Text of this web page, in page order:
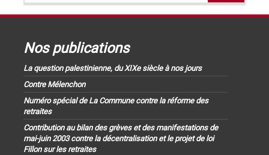
Nos publications
La question palestinienne, du XIXe siècle à nos jours
Contre Mélenchon
Numéro spécial de La Commune contre la réforme des
retraites
Contribution au bilan des grèves et des manifestations de
mai-juin 2003 contre la décentralisation et le projet de loi
Fillon sur les retraites